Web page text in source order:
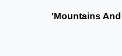
'Mountains